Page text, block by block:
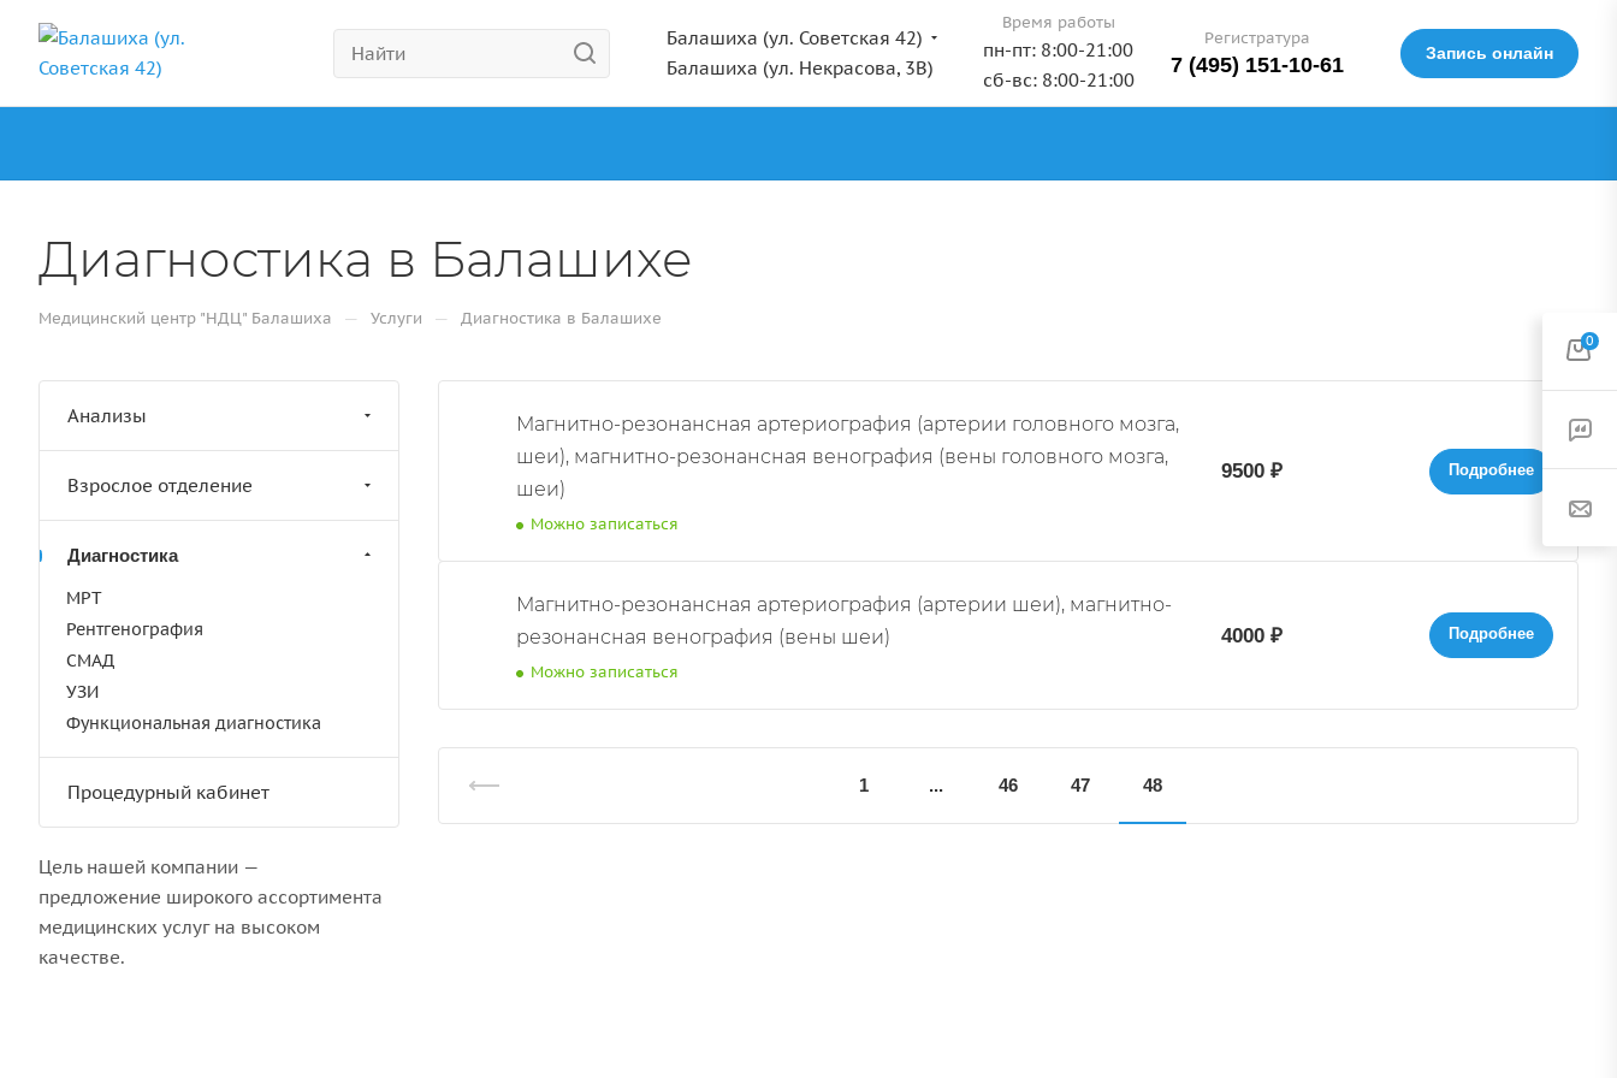
Балашиха (ул. Советская 42)
Балашиха (ул. Некрасова, 3В)
Время работы
пн-пт: 8:00-21:00
сб-вс: 8:00-21:00
Регистратура
7 (495) 151-10-61 Запись онлайн
Диагностика в Балашихе
Медицинский центр "НДЦ" Балашиха — Услуги — Диагностика в Балашихе
Магнитно-резонансная артериография (артерии головного мозга,
шеи), магнитно-резонансная венография (вены головного мозга,
шеи)
Можно записаться
9500 ₽ Подробнее
Магнитно-резонансная артериография (артерии шеи), магнитно-
резонансная венография (вены шеи)
Можно записаться
4000 ₽ Подробнее
1 ... 46 47 48
Анализы
Взрослое отделение
Диагностика
МРТ
Рентгенография
СМАД
УЗИ
Функциональная диагностика
Процедурный кабинет
Цель нашей компании —
предложение широкого ассортимента
медицинских услуг на высоком
качестве.
0